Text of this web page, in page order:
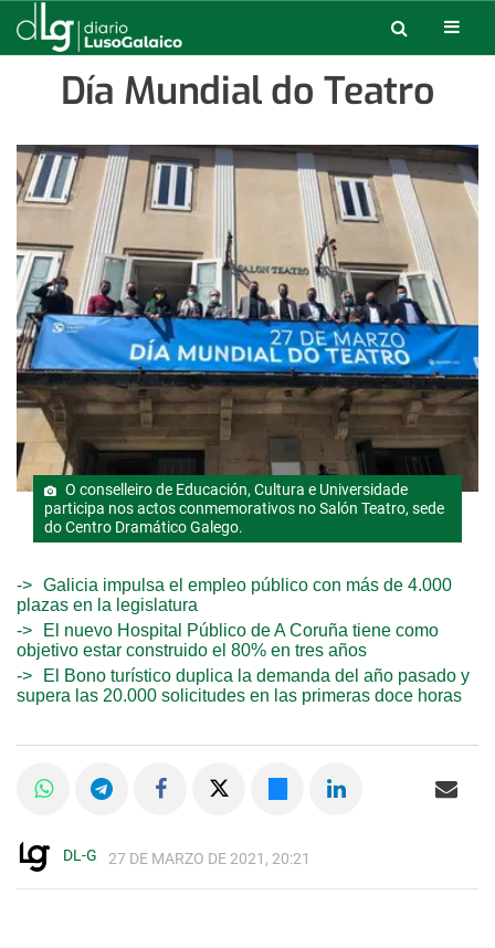
Día Mundial do Teatro
O conselleiro de Educación, Cultura e Universidade
participa nos actos conmemorativos no Salón Teatro, sede
do Centro Dramático Galego.
Galicia impulsa el empleo público con más de 4.000
plazas en la legislatura
El nuevo Hospital Público de A Coruña tiene como
objetivo estar construido el 80% en tres años
El Bono turístico duplica la demanda del año pasado y
supera las 20.000 solicitudes en las primeras doce horas
DL-G 27 DE MARZO DE 2021, 20:21